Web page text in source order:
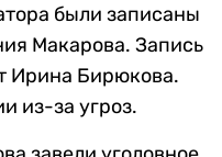
были записаны
Макарова. Запись
Ирина Бирюкова.
из-за угроз.